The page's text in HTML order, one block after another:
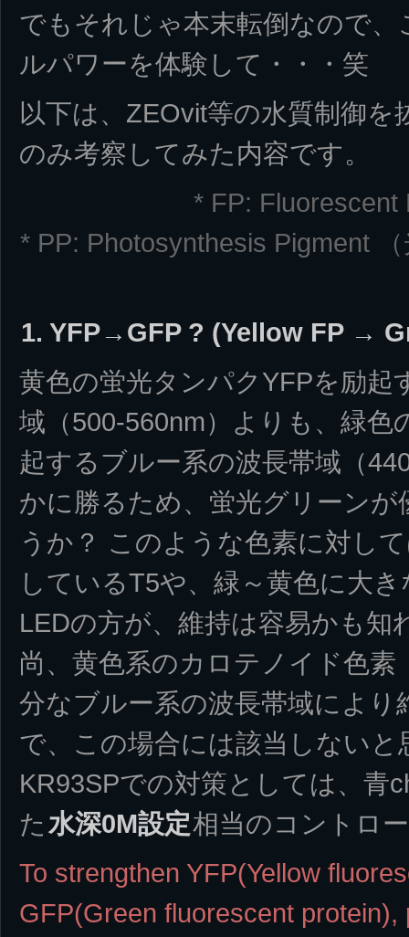
でもそれじゃ本末転倒なので
ルパワーを体験して・・・笑
以下は、ZEOvit等の水質制御
のみ考察してみた内容です。
* FP:
* PP: Photosynthesis Pigment
1. YFP→GFP ? (Yellow FP →
黄色の蛍光タンパクYFPを励起
域（500-560nm）よりも、緑色
起するブルー系の波長帯域（
かに勝るため、蛍光グリーン
うか？ このような色素に対し
しているT5や、緑～黄色に大
LEDの方が、維持は容易かも知
尚、黄色系のカロテノイド色素
分なブルー系の波長帯域により
で、この場合には該当しないと
KR93SPでの対策としては、青
た 水深0M設定相当のコントロ
To strengthen YFP(Yellow
GFP(Green fluorescent protein),